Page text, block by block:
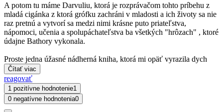
A potom tu máme Darvuliu, ktorá je rozprávačom tohto príbehu z
mladá cigánka z ktorá grófku zachráni v mladosti a ich životy sa nie
raz pretnú a vytvorí sa medzi nimi krásne puto priateľstva,
nápomoci, učenia a spolupáchateľstva ba všetkých "hrôzach" , ktoré
údajne Bathory vykonala.
Proste jedna úžasné nádherná kniha, ktorá mi opäť vyrazila dych
Čítať viac
reagovať
1 pozitívne hodnotenie1
0 negatívne hodnotenia0